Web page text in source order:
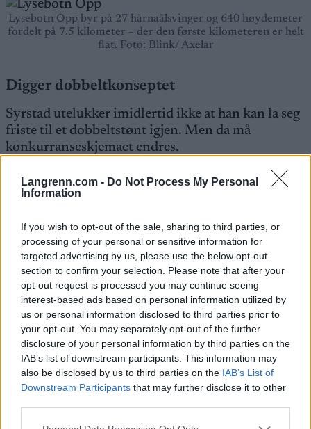
Langrenn.com - Do Not Process My Personal
Information
If you wish to opt-out of the sale, sharing to third parties, or
processing of your personal or sensitive information for
targeted advertising by us, please use the below opt-out
section to confirm your selection. Please note that after your
opt-out request is processed you may continue seeing
interest-based ads based on personal information utilized by
us or personal information disclosed to third parties prior to
your opt-out. You may separately opt-out of the further
disclosure of your personal information by third parties on the
IAB’s list of downstream participants. This information may
also be disclosed by us to third parties on the IAB’s List of
Downstream Participants that may further disclose it to other
Please note that this website/app uses one or more Google
Lysebotn Opp byr på 27 hårnaålsvinger og 640 høydemeter
fordelt på 7.5 kilometer – der den første kilometeren er helt
flat. Foto: Blink/ Axelar
Digger dobbeltkonseptet
Syrstad utelukker imidlertid ikke at han kan la seg
friste til et dobbeltstønt igjen. Men da må
konkurranseskjemaet endres.
– Problemet er ikke to runder opp der. Løpet er en
bruker på reise ut dit og logistikk, så det å få to
gode treningsøkter, det hadde bare vært en fordel,
sier han ivrig.
Men så kommer det en femmil direkte dagen
etter?
– Det er en faktor så klart. Det er ingen fordel å gå
to under dagen før, og spesielt når mange av
konkurrentene bare går en. Og en del dropper også
Lysebotn helt, for å lade opp til langløpet, sier
Syrstad.